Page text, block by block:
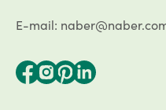
E-mail: